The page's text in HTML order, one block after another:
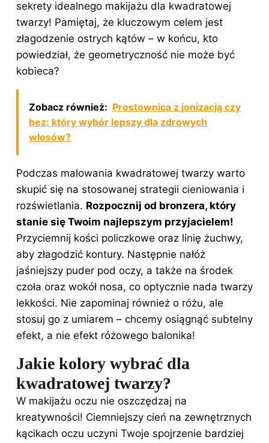
sekrety idealnego makijażu dla kwadratowej
twarzy! Pamiętaj, że kluczowym celem jest
złagodzenie ostrych kątów – w końcu, kto
powiedział, że geometryczność nie może być
kobieca?
Zobacz również: Prostownica z jonizacją czy
bez: który wybór lepszy dla zdrowych
włosów?
Podczas malowania kwadratowej twarzy warto
skupić się na stosowanej strategii cieniowania i
rozświetlania. Rozpocznij od bronzera, który
stanie się Twoim najlepszym przyjacielem!
Przyciemnij kości policzkowe oraz linię żuchwy,
aby złagodzić kontury. Następnie nałóż
jaśniejszy puder pod oczy, a także na środek
czoła oraz wokół nosa, co optycznie nada twarzy
lekkości. Nie zapominaj również o różu, ale
stosuj go z umiarem – chcemy osiągnąć subtelny
efekt, a nie efekt różowego balonika!
Jakie kolory wybrać dla
kwadratowej twarzy?
W makijażu oczu nie oszczędzaj na
kreatywności! Ciemniejszy cień na zewnętrznych
kącikach oczu uczyni Twoje spojrzenie bardziej